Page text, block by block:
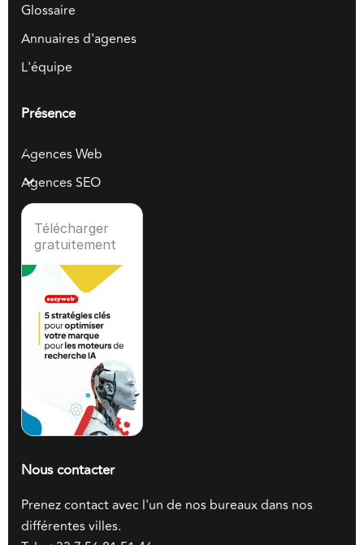
Glossaire
Annuaires d'agenes
L'équipe
Présence
Agences Web
Agences SEO
Télécharger
gratuitement
Nous contacter
Prenez contact avec l'un de nos bureaux dans nos
différentes villes.